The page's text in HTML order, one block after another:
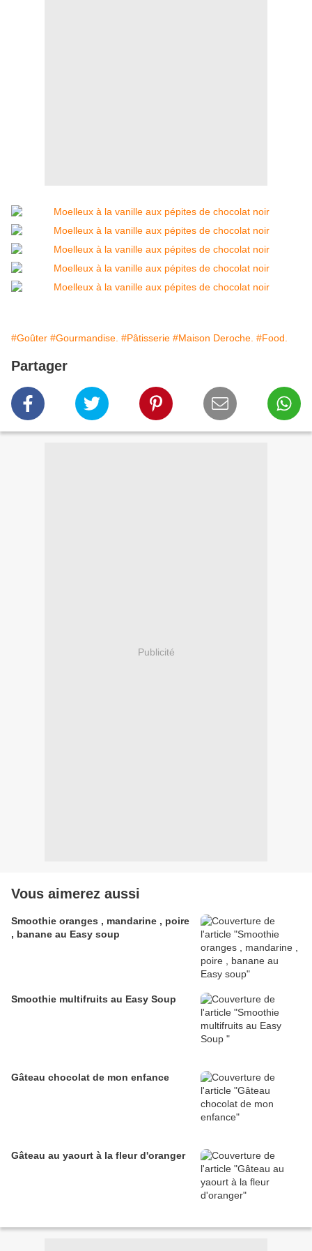
#Goûter #Gourmandise. #Pâtisserie #Maison Deroche. #Food.
Partager
Publicité
Vous aimerez aussi
Smoothie oranges , mandarine , poire
, banane au Easy soup
Smoothie multifruits au Easy Soup
Gâteau chocolat de mon enfance
Gâteau au yaourt à la fleur d'oranger